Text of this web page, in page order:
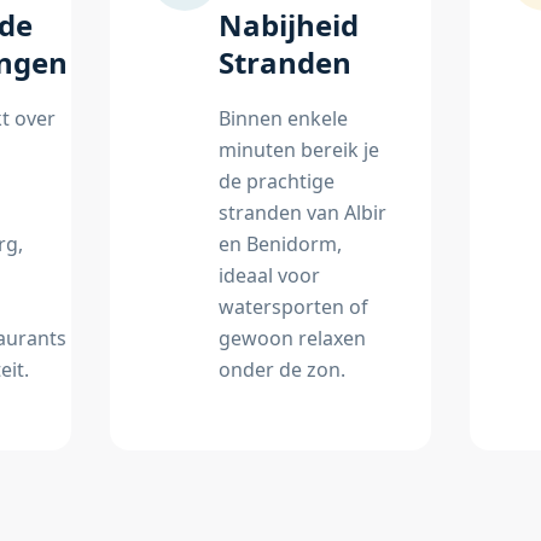
over
Nabijheid
Stranden
Binnen enkele
minuten bereik je
de prachtige
stranden van Albir
en Benidorm,
ideaal voor
watersporten of
gewoon relaxen
onder de zon.